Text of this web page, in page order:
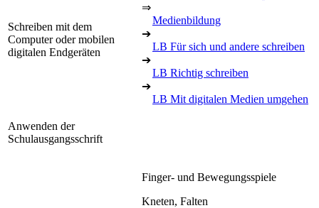
Schreiben mit dem
Computer oder mobilen
digitalen Endgeräten
⇒
Medienbildung
➔
LB Für sich und andere schreiben
➔
LB Richtig schreiben
➔
LB Mit digitalen Medien umgehen
Anwenden der
Schulausgangsschrift
Finger- und Bewegungsspiele
Kneten, Falten